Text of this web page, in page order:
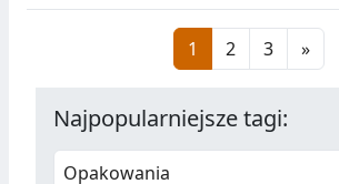
zarządzający i
generalny firmy.
1 2 3 »
Najpopularniejsze tagi:
Opakowania